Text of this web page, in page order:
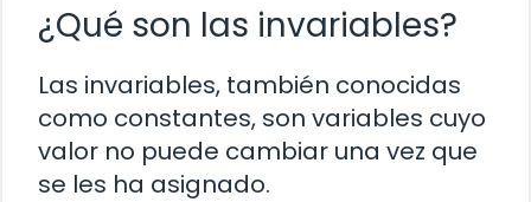
¿Qué son las invariables?
Las invariables, también conocidas
como constantes, son variables cuyo
valor no puede cambiar una vez que
se les ha asignado.